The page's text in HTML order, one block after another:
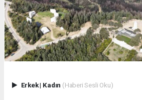
Erkek| Kadın (Haberi Sesli Oku)